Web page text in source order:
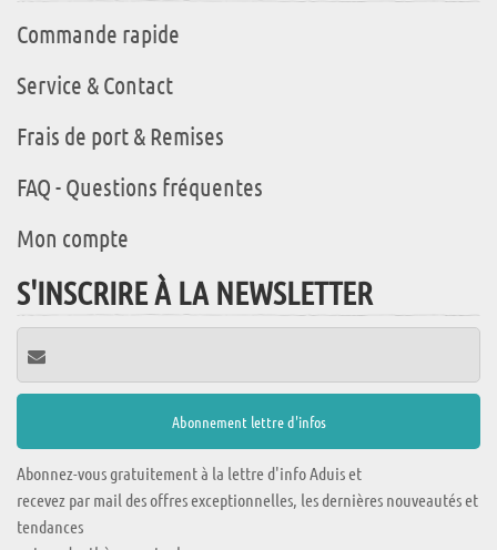
Commande rapide
Service & Contact
Frais de port & Remises
FAQ - Questions fréquentes
Mon compte
S'INSCRIRE À LA NEWSLETTER
Abonnez-vous gratuitement à la lettre d'info Aduis et
recevez par mail des offres exceptionnelles, les dernières nouveautés et
tendances